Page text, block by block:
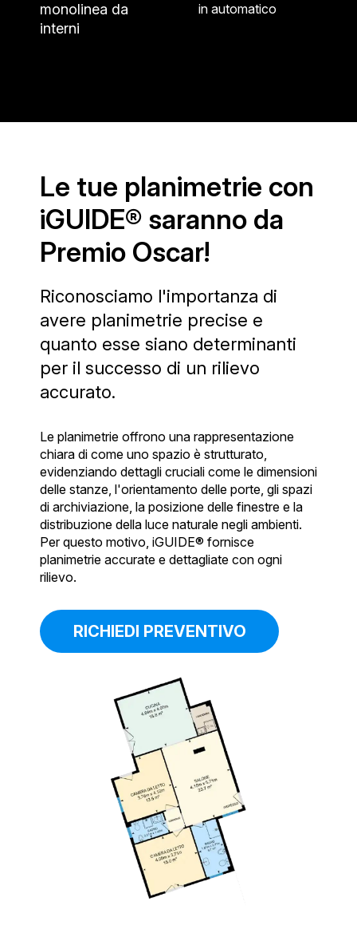
monolinea da
interni
in automatico
Le tue planimetrie con
iGUIDE® saranno da
Premio Oscar!
Riconosciamo l'importanza di
avere planimetrie precise e
quanto esse siano determinanti
per il successo di un rilievo
accurato.
Le planimetrie offrono una rappresentazione
chiara di come uno spazio è strutturato,
evidenziando dettagli cruciali come le dimensioni
delle stanze, l'orientamento delle porte, gli spazi
di archiviazione, la posizione delle finestre e la
distribuzione della luce naturale negli ambienti.
Per questo motivo, iGUIDE® fornisce
planimetrie accurate e dettagliate con ogni
rilievo.
RICHIEDI PREVENTIVO